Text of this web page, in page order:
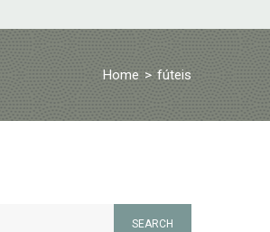
Home > fúteis
SEARCH